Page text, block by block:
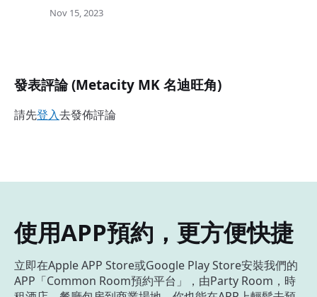
Nov 15, 2023
發表評論 (Metacity MK 名迪旺角)
請先登入去發佈評論
使用APP預約，更方便快捷
立即在Apple APP Store或Google Play Store安裝我們的
APP「Common Room預約平台」，由Party Room，時